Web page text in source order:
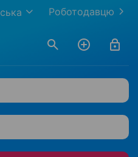
Роботодавцю